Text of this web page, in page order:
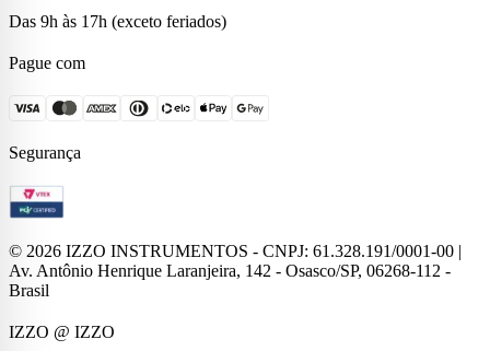
Das 9h às 17h (exceto feriados)
Pague com
Segurança
© 2026 IZZO INSTRUMENTOS - CNPJ: 61.328.191/0001-00 |
Av. Antônio Henrique Laranjeira, 142 - Osasco/SP, 06268-112 -
Brasil
IZZO @ IZZO